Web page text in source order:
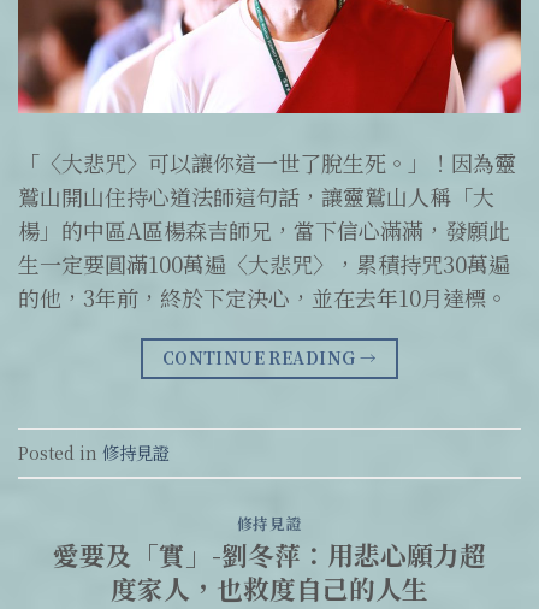
「〈大悲咒〉可以讓你這一世了脫生死。」！因為靈
鷲山開山住持心道法師這句話，讓靈鷲山人稱「大
楊」的中區A區楊森吉師兄，當下信心滿滿，發願此
生一定要圓滿100萬遍〈大悲咒〉，累積持咒30萬遍
的他，3年前，終於下定決心，並在去年10月達標。
CONTINUE READING →
Posted in 修持見證
修持見證
愛要及「實」-劉冬萍：用悲心願力超
度家人，也救度自己的人生